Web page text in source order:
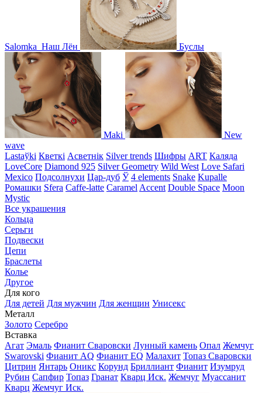
Salomka Наш Лён Буслы
Maki
New
wave
Lastaўki Кветкі Асветнiк Silver trends Шифры ART Каляда
LoveCore Diamond 925 Silver Geometry Wild West Love Safari
Mexico Подсолнухи Цар-дуб Ў 4 elements Snake Kupalle
Ромашки Sfera Caffe-latte Caramel Accent Double Space Moon
Mystic
Все украшения
Кольца
Серьги
Подвески
Цепи
Браслеты
Колье
Другое
Для кого
Для детей Для мужчин Для женщин Унисекс
Металл
Золото Серебро
Вставка
Агат Эмаль Фианит Сваровски Лунный камень Опал Жемчуг
Swarovski Фианит AQ Фианит EQ Малахит Топаз Сваровски
Цитрин Янтарь Оникс Корунд Бриллиант Фианит Изумруд
Рубин Сапфир Топаз Гранат Кварц Иск. Жемчуг Муассанит
Кварц Жемчуг Иск.